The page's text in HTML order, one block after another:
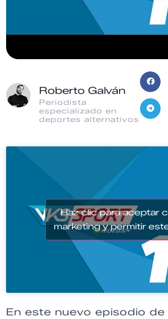
Roberto Galván
Periodista
especializado en
deportes alternativos
Haz clic para aceptar
marketing y permitir
En este nuevo episodio